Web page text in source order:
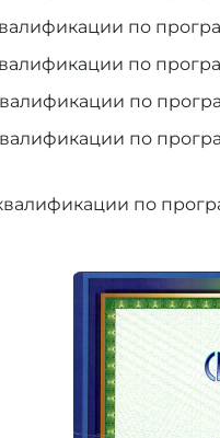
по
по
по
по
по